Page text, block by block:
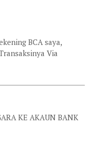
BCA saya,
Via
KE AKAUN BANK